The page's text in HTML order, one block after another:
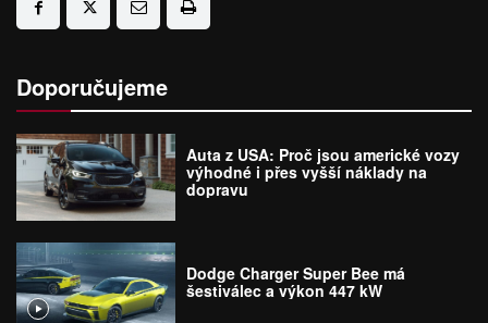
Doporučujeme
Auta z USA: Proč jsou americké vozy
výhodné i přes vyšší náklady na
dopravu
Dodge Charger Super Bee má
šestiválec a výkon 447 kW